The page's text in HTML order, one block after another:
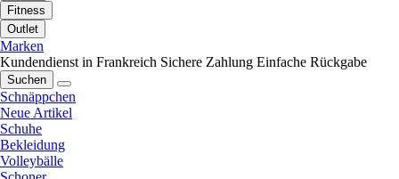
Fitness
Outlet
Marken
Kundendienst in Frankreich Sichere Zahlung Einfache Rückgabe
Suchen
Schnäppchen
Neue Artikel
Schuhe
Bekleidung
Volleybälle